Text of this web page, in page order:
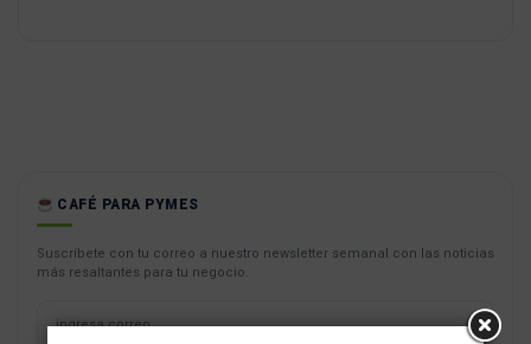
CAFÉ PARA PYMES
Suscríbete con tu correo a nuestro newsletter semanal con las noticias
más resaltantes para tu negocio.